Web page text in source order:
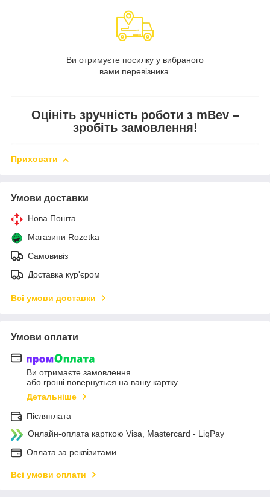
Ви отримуєте посилку у вибраного
вами перевізника.
Оцініть зручність роботи з mBev –
зробіть замовлення!
Приховати
Умови доставки
Нова Пошта
Магазини Rozetka
Самовивіз
Доставка кур'єром
Всі умови доставки
Умови оплати
Ви отримаєте замовлення
або гроші повернуться на вашу картку
Детальніше
Післяплата
Онлайн-оплата карткою Visa, Mastercard - LiqPay
Оплата за реквізитами
Всі умови оплати